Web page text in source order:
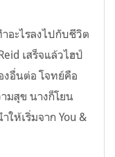
อะไรลงไปกับชีวิต
เสร็จแล้วไฮป์
งอื่นต่อ โจทย์คือ
มสุข นางก็โยน
ให้เริ่มจาก You &